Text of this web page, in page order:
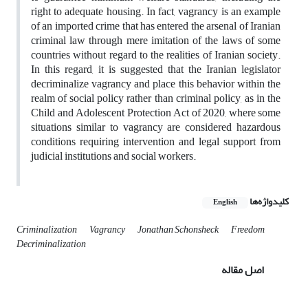
right to adequate housing. In fact, vagrancy is an example
of an imported crime that has entered the arsenal of Iranian
criminal law through mere imitation of the laws of some
countries without regard to the realities of Iranian society.
In this regard, it is suggested that the Iranian legislator
decriminalize vagrancy and place this behavior within the
realm of social policy rather than criminal policy, as in the
Child and Adolescent Protection Act of 2020, where some
situations similar to vagrancy are considered hazardous
conditions requiring intervention and legal support from
judicial institutions and social workers.
کلیدواژه‌ها English
Criminalization Vagrancy Jonathan Schonsheck Freedom
Decriminalization
اصل مقاله